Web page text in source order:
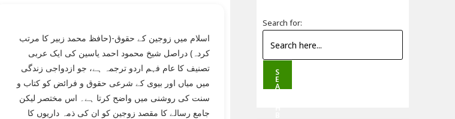
اسلام میں زوجین کے حقوق-(حافظ محمد زبیر کا مرتب
کردہ) دراصل شیخ محمود احمد یاسین کی ایک عربی
تصنیف کا عام فہم اردو ترجمہ ہے، جو ازدواجی زندگی
میں میاں اور بیوی کے شرعی حقوق و فرائض کو کتاب و
سنت کی روشنی میں واضح کرتا ہے۔ اس مختصر لیکن
جامع رسالے کا مقصد زوجین کو ان کی ذمہ داریوں کا
Search for:
S
E
A